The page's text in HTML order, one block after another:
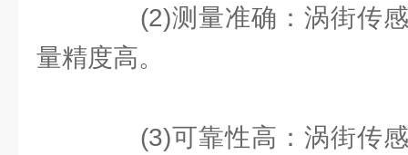
(2)测量准确：涡街传感
量精度高。
(3)可靠性高：涡街传感